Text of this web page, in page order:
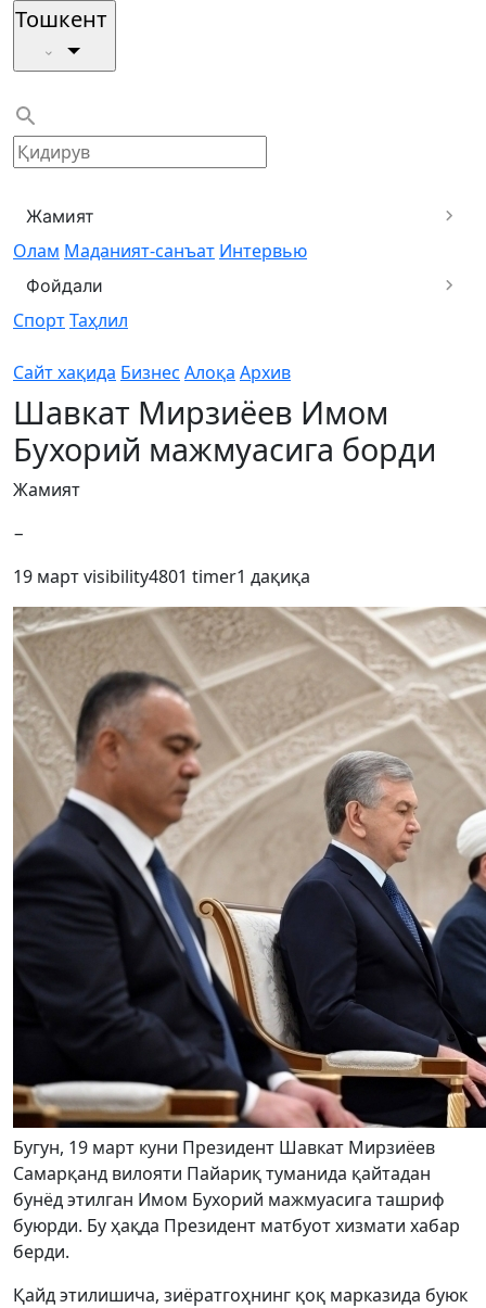
Тошкент
Жамият
Олам Маданият-санъат Интервью
Фойдали
СпортТаҳлил
Сайт хақида Бизнес Алоқа Архив
Шавкат Мирзиёев Имом
Бухорий мажмуасига борди
Жамият
−
19 мартvisibility4801 timer1 дақиқа
Бугун, 19 март куни Президент Шавкат Мирзиёев
Самарқанд вилояти Пайариқ туманида қайтадан
бунёд этилган Имом Бухорий мажмуасига ташриф
буюрди. Бу ҳақда Президент матбуот хизмати хабар
берди.
Қайд этилишича, зиёратгоҳнинг қоқ марказида буюк